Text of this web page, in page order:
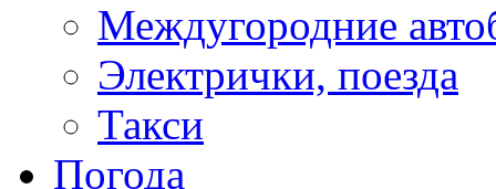
Междугородние
Электрички, поезда
Такси
Погода